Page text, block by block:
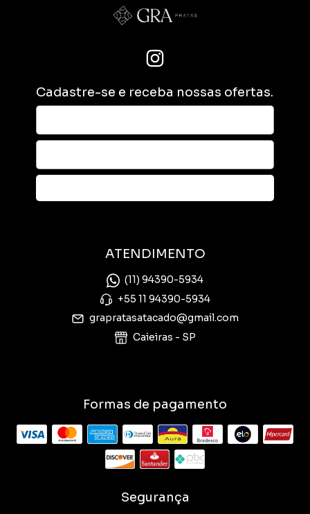
Cadastre-se e receba nossas ofertas.
ATENDIMENTO
(11) 94390-5934
+55 11 94390-5934
grapratasatacado@gmail.com
Caieiras - SP
Formas de pagamento
Segurança